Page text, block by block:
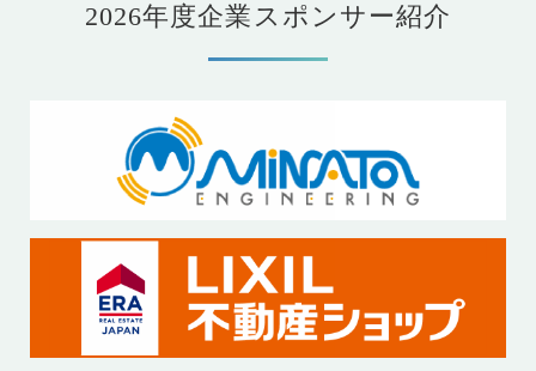
2026年度企業スポンサー紹介